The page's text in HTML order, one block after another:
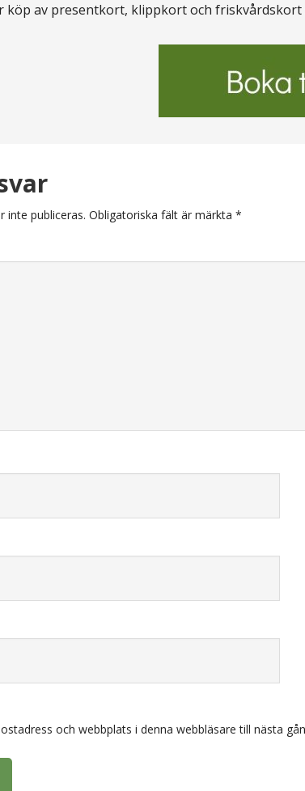
köp av presentkort, klippkort och friskvårdskort
inte publiceras. Obligatoriska fält är märkta *
och webbplats i denna webbläsare till nästa